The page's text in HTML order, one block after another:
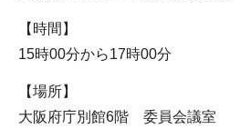
【時間】
15時00分から17時00分
【場所】
大阪府庁別館6階 委員会議室